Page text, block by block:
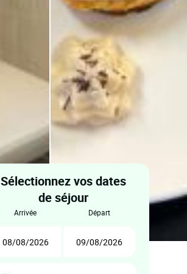
Sélectionnez vos dates
de séjour
arrivée départ